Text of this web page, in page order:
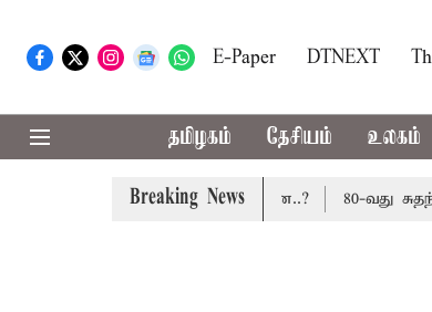
E-Paper DTNEXT
தமிழகம் தேசியம் உலகம்
Breaking News
மத்திய அரசு கூறுவதென்ன..? 80-வது